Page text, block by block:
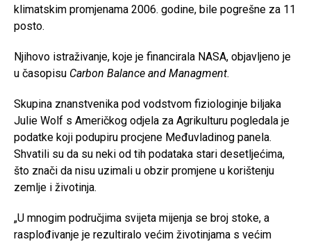
klimatskim promjenama 2006. godine, bile pogrešne za 11
posto.
Njihovo istraživanje, koje je financirala NASA, objavljeno je
u časopisu Carbon Balance and Managment.
Skupina znanstvenika pod vodstvom fiziologinje biljaka
Julie Wolf s Američkog odjela za Agrikulturu pogledala je
podatke koji podupiru procjene Međuvladinog panela.
Shvatili su da su neki od tih podataka stari desetljećima,
što znači da nisu uzimali u obzir promjene u korištenju
zemlje i životinja.
„U mnogim područjima svijeta mijenja se broj stoke, a
rasplođivanje je rezultiralo većim životinjama s većim